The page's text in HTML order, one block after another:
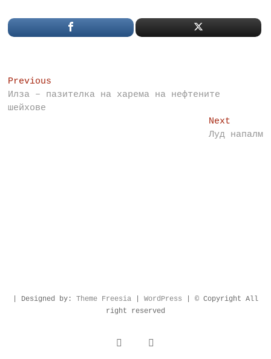
Post
navigation
Previous
post:
Илза – пазителка на харема на нефтените
шейхове
NextNext
post:
Луд напалм
| Designed by: Theme Freesia| WordPress | © Copyright All
right reserved
facebook